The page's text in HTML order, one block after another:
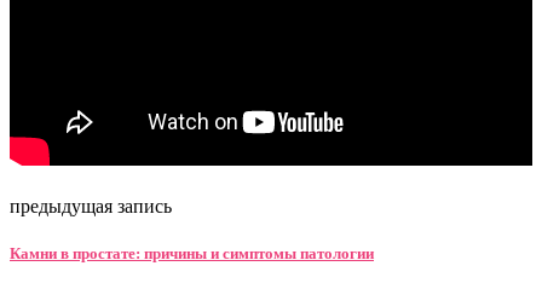
предыдущая запись
Камни в простате: причины и симптомы патологии